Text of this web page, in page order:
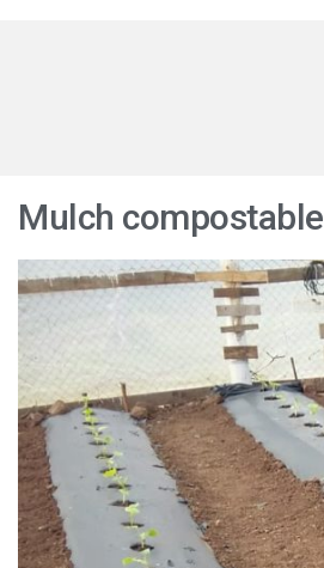
Mulch compostable
Ecoitalia
presenta
mulch
totalmente
biodegradable
y
compostable